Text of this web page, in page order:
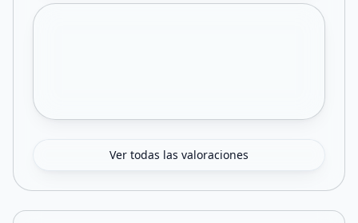
Ver todas las valoraciones